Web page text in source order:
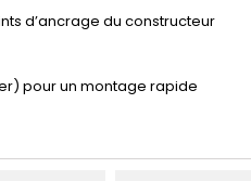
d’ancrage du constructeur
pour un montage rapide